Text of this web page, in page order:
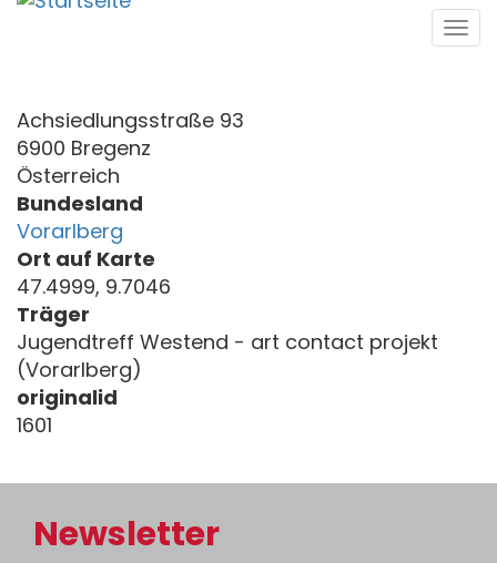
Direkt
Achsiedlungsstraße 93
6900 Bregenz
Österreich
Bundesland
Vorarlberg
Ort auf Karte
47.4999, 9.7046
Träger
Jugendtreff Westend - art contact projekt
(Vorarlberg)
originalid
1601
Newsletter